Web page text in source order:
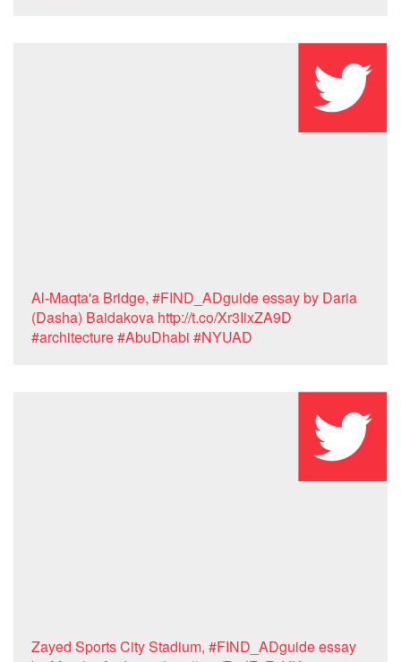
Al-Maqta'a Bridge, #FIND_ADguide essay by Daria
(Dasha) Baidakova http://t.co/Xr3IixZA9D
#architecture #AbuDhabi #NYUAD
Zayed Sports City Stadium, #FIND_ADguide essay